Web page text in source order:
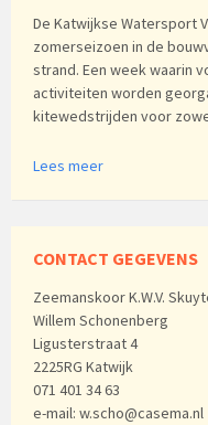
De Katwijkse Watersport
zomerseizoen in de
strand. Een week waarin
activiteiten worden
kitewedstrijden voor
Lees meer
CONTACT GEGEVENS
Zeemanskoor K.W.V.
Willem Schonenberg
Ligusterstraat 4
2225RG Katwijk
071 401 34 63
e-mail: w.scho@casema.nl